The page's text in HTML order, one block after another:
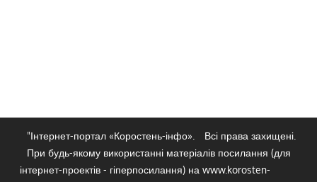
"Інтернет-портал «Коростень-інфо».
Всі права захищені.
При будь-якому використанні матеріалів посилання (для
інтернет-проектів - гіперпосилання) на www.korosten-